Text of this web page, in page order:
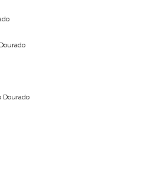
Dourado